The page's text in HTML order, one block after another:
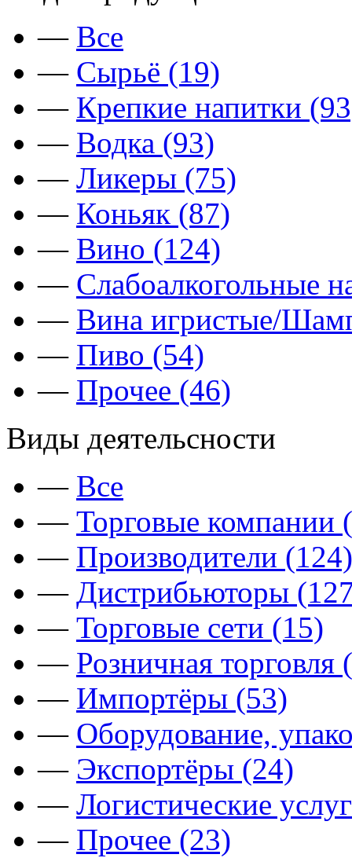
— Все
— Сырьё (19)
— Крепкие напитки
— Водка (93)
— Ликеры (75)
— Коньяк (87)
— Вино (124)
— Слабоалкогольные
— Вина игристые/
— Пиво (54)
— Прочее (46)
Виды деятельсности
— Все
— Торговые компании
— Производители (124)
— Дистрибьюторы
— Торговые сети (15)
— Розничная торговля
— Импортёры (53)
— Оборудование,
— Экспортёры (24)
— Логистические
— Прочее (23)